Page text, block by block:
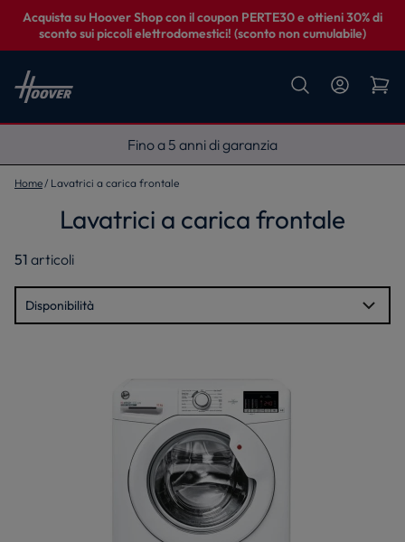
Acquista su Hoover Shop con il coupon PERTE30 e ottieni 30% di
sconto sui piccoli elettrodomestici! (sconto non cumulabile)
Fino a 5 anni di garanzia
Home Lavatrici a carica frontale
Lavatrici a carica frontale
51 articoli